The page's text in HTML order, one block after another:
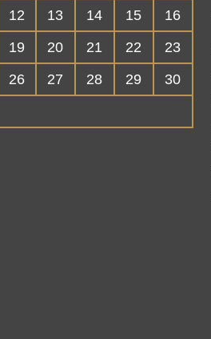
12 13 14 15
16
19 20 21 22
23
26 27 28 29
30